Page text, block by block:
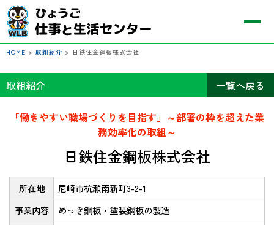
HOME > 取組紹介 > 日鉄住金鋼板株式会社
取組紹介 一覧へ戻る
「働きやすい職場づくりを目指す」～部署の枠を超えた業
務効率化の取組～
日鉄住金鋼板株式会社
所在地
尼崎市杭瀬南新町3-2-1
事業内容
めっき鋼板・塗装鋼板の製造